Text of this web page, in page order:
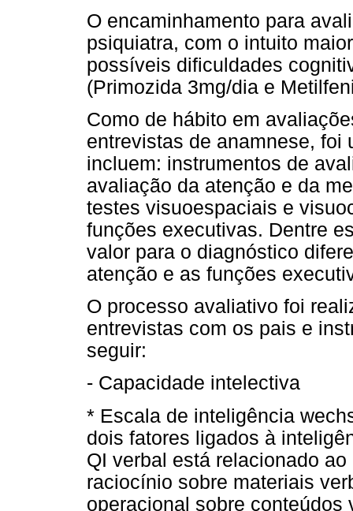
O encaminhamento para
psiquiatra, com o intuito
possíveis dificuldades
(Primozida 3mg/dia e
Como de hábito em
entrevistas de anamnese, foi
incluem: instrumentos de
avaliação da atenção e da
testes visuoespaciais e
funções executivas. Dentre
valor para o diagnóstico
atenção e as funções
O processo avaliativo foi
entrevistas com os pais e
seguir:
- Capacidade intelectiva
* Escala de inteligência
dois fatores ligados à
QI verbal está relacionado
raciocínio sobre materiais
operacional sobre conteúdos